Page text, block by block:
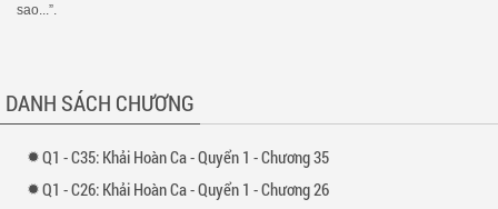
sao...”.
DANH SÁCH CHƯƠNG
1 - 35: Khải Hoàn Ca - Quyển 1 - Chương 35
1 - 26: Khải Hoàn Ca - Quyển 1 - Chương 26